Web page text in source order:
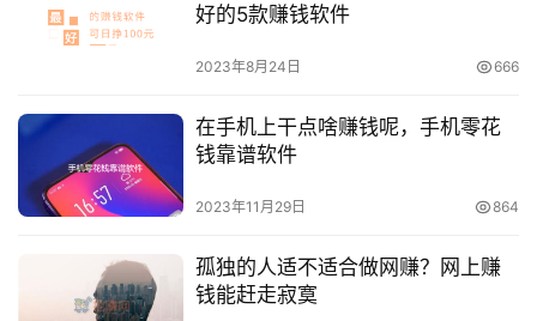
好的5款赚钱软件
2023年8月24日 666
在手机上干点啥赚钱呢，手机零花
钱靠谱软件
2023年11月29日 864
孤独的人适不适合做网赚？网上赚
钱能赶走寂寞